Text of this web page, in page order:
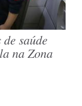
saúde
na Zona